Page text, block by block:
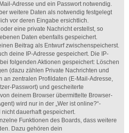
Adresse und ein Passwort notwendig.
weitere Daten als notwendig festgelegt
vor deren Eingabe ersichtlich.
eine private Nachricht erstellst, so
Daten ebenfalls gespeichert.
Beitrag als Entwurf zwischenspeicherst.
deine IP-Adresse gespeichert. Die IP-
folgenden Aktionen gespeichert: Löschen
(dazu zählen Private Nachrichten und
an zentralen Profildaten (E-Mail-Adresse,
Passwort) und gescheiterte
deinem Browser übermittelte Browser-
wird nur in der „Wer ist online?“-
dauerhaft gespeichert.
Funktionen des Boards, dass weitere
Dazu gehören dein